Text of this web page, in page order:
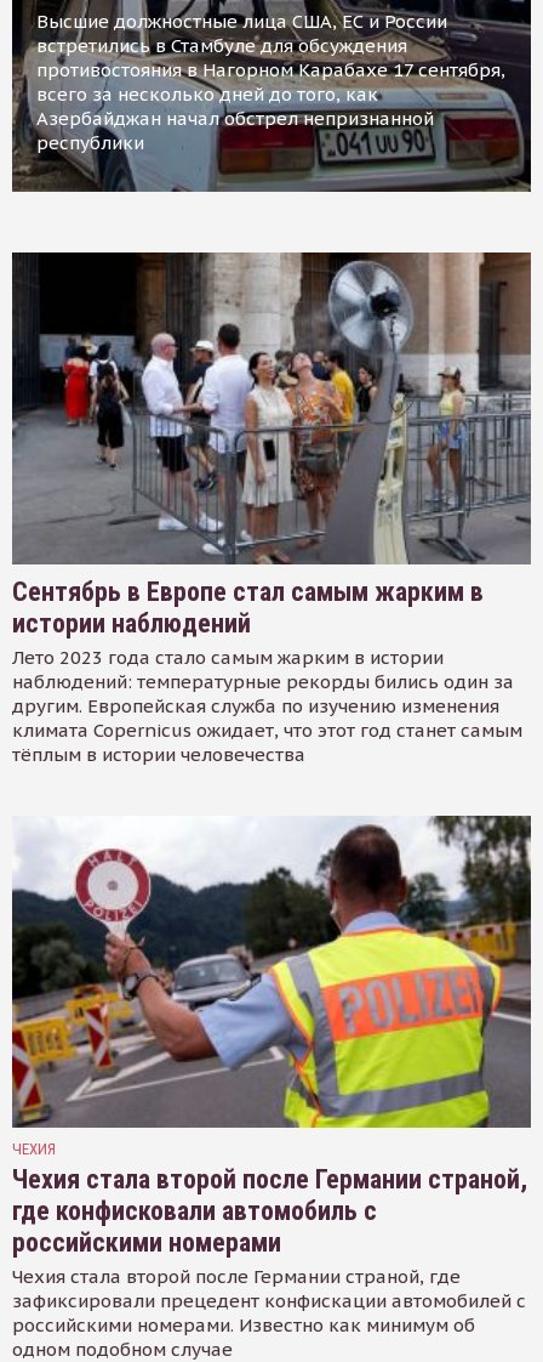
Высшие должностные лица США, ЕС и России
встретились в Стамбуле для обсуждения
противостояния в Нагорном Карабахе 17 сентября,
всего за несколько дней до того, как
Азербайджан начал обстрел непризнанной
республики
Сентябрь в Европе стал самым жарким в
истории наблюдений
Лето 2023 года стало самым жарким в истории
наблюдений: температурные рекорды бились один за
другим. Европейская служба по изучению изменения
климата Copernicus ожидает, что этот год станет самым
тёплым в истории человечества
ЧЕХИЯ
Чехия стала второй после Германии страной,
где конфисковали автомобиль с
российскими номерами
Чехия стала второй после Германии страной, где
зафиксировали прецедент конфискации автомобилей с
российскими номерами. Известно как минимум об
одном подобном случае